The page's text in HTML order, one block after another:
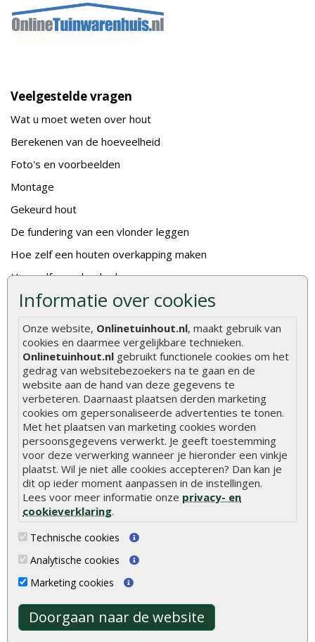
Informatie over cookies
Onze website, Onlinetuinhout.nl, maakt gebruik van
cookies en daarmee vergelijkbare technieken.
Onlinetuinhout.nl gebruikt functionele cookies om het
gedrag van websitebezoekers na te gaan en de
website aan de hand van deze gegevens te
verbeteren. Daarnaast plaatsen derden marketing
cookies om gepersonaliseerde advertenties te tonen.
Met het plaatsen van marketing cookies worden
persoonsgegevens verwerkt. Je geeft toestemming
voor deze verwerking wanneer je hieronder een vinkje
plaatst. Wil je niet alle cookies accepteren? Dan kan je
dit op ieder moment aanpassen in de instellingen.
Lees voor meer informatie onze privacy- en
cookieverklaring.
Technische cookies
Analytische cookies
Marketing cookies
Doorgaan naar de website
Veelgestelde vragen
Wat u moet weten over hout
Berekenen van de hoeveelheid
Foto's en voorbeelden
Montage
Gekeurd hout
De fundering van een vlonder leggen
Hoe zelf een houten overkapping maken
Hoe zelf een vlonder leggen
Hoe betonpaal plaatsen
Hoe schutting plaatsen
De 9 beste tuinschermen van Onlinetuinhout.nl
Stijlvolle houtsoorten voor in de tuin
Duurzame tuin
Welke palen voor een schapenhek
Alle populaire categorieën
Tuinhout
Schutting
Vlonderplanken
Tuinpalen
Tuinhekken
Tuinhuizen
Blokhutten
Overkappingen
Tuindeuren
Tuinschermen
Steigerplanken
Douglas hout
Aanbiedingen
Merken